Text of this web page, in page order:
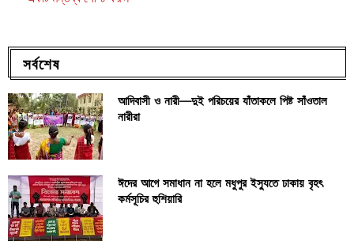
সর্বশেষ
আদিবাসী ও নারী—দুই পরিচয়ের যাঁতাকলে পিষ্ট সাঁওতাল
নারীরা
ঈদের আগে সমাধান না হলে মধুপুর ইস্যুতে ঢাকায় বৃহৎ
কর্মসূচির হুশিয়ারি